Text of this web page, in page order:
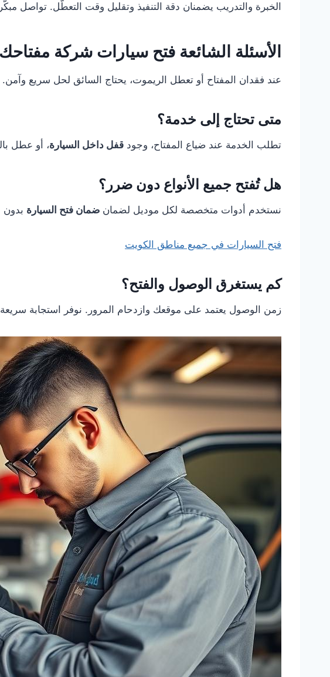
الخبرة والتدريب يضمنان دقة التنفيذ وتقليل وقت التعطّل.
الأسئلة الشائعة فتح سيارات شركة مفتاحك
عند فقدان المفتاح أو تعطل الريموت، يحتاج السائق لحل سريع
متى تحتاج إلى خدمة؟
تطلب الخدمة عند ضياع المفتاح، وجود قفل داخل السيارة، أو عطل
هل تُفتح جميع الأنواع دون ضرر؟
نستخدم أدوات متخصصة لكل موديل لضمان ضمان فتح السيارة بدون
فتح السيارات في جميع مناطق الكويت
كم يستغرق الوصول والفتح؟
زمن الوصول يعتمد على موقعك وازدحام المرور. نوفر استجابة